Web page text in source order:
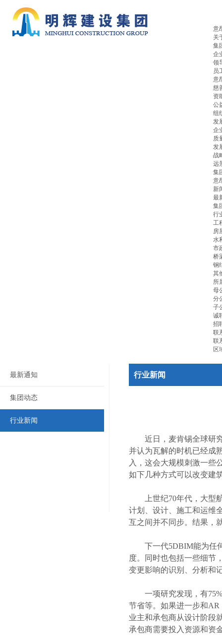
意
关
集
企
领
员
意
慈
资
公
组
发
企
质
发
战
远
集
意
新
最
集
行
工
房
水
市
桥
钢
其
所
母
分
子
诚
招
联
联
区
最新通知
集团动态
行业新闻
行业新闻
近日，麦肯锡全球研究
并认为瓦解的时机已经成
入，这会大规模刺激一些
如下几种方式可以改变建
上世纪70年代，大型航
计划、设计、施工和运维
互之间并不同步。结果，
下一代5DBIM能为任何
度。同时也包括一些细节
变更影响的识别、分析和
一项研究发现，有75%
节省等。如果进一步和
业主和承包商从设计阶段
承包商需要投入资源和资